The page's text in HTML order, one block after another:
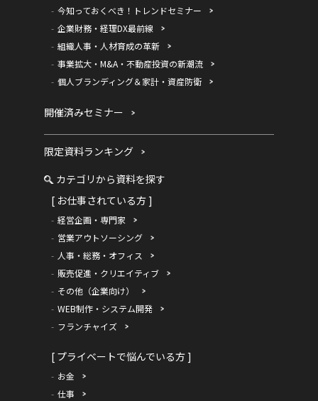
今知っておくべき！トレンドセミナー
企業財務・経理DX最前線
組織人事・人材育成の革新
事業拡大・M&A・不動産投資の新潮流
個人ブランディング＆家計・資産防衛
開催済みセミナー
限定資料ランキング
カテゴリから資料を探す
[ お仕事されている方 ]
経営企画・専門家
営業アウトソーシング
人事・総務・オフィス
販売促進・クリエイティブ
その他（企業向け）
WEB制作・システム開発
フランチャイズ
[ プライベートで悩んでいる方 ]
お金
仕事